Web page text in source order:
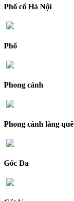
Phố cổ Hà Nội
Phố
Phong cảnh
Phong cảnh làng quê
Gốc Đa